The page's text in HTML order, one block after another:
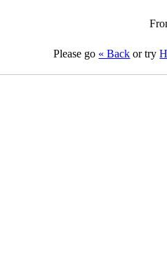
Please go « Back or try